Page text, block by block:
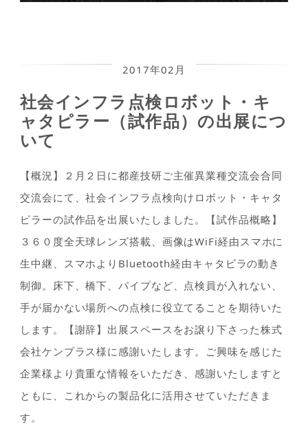
2017年02月
社会インフラ点検ロボット・キ
ャタピラー（試作品）の出展につ
いて
【概況】２月２日に都産技研ご主催異業種交流会合同
交流会にて、社会インフラ点検向けロボット・キャタ
ピラーの試作品を出展いたしました。【試作品概略】
３６０度全天球レンズ搭載、画像はWiFi経由スマホに
生中継、スマホよりBluetooth経由キャタビラの動き
制御。床下、橋下、パイプなど、点検員が入れない、
手が届かない場所への点検に役立てることを期待いた
します。【謝辞】出展スペースをお譲り下さった株式
会社ケンプラス様に感謝いたします。ご興味を感じた
企業様より貴重な情報をいただき、感謝いたしますと
ともに、これからの製品化に活用させていただきま
す。